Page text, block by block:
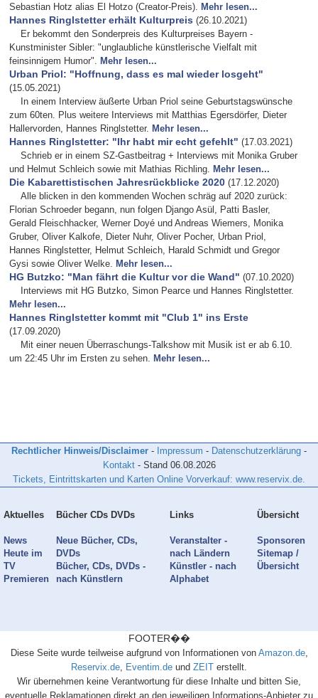
Sebastian Hotz alias El Hotzo (Creator-Preis). Mehr lesen...
Hannes Ringlstetter erhält Kulturpreis (26.10.2021)
Er bekommt den Sonderpreis des Kulturpreises Bayern -
Kunstminister Sibler: "unglaubliche künstlerische Vielfalt mit
feinsinnigem Humor". Mehr lesen...
Urban Priol: "Hoffnung, dass es mal wieder losgeht"
(15.05.2021)
In einem Interview äußerte Urban Priol seine Geburtstagswünsche
zum 60ten. Plus weitere Interviews mit Matthias Egersdörfer, Dieter
Hallervorden, Hannes Ringlstetter. Mehr lesen...
Hannes Ringlstetter: "Ihr habt mir echt gefehlt" (17.03.2021)
Schrieb er in einem SZ-Gastbeitrag + Interviews mit Monika Gruber
und Helmut Schleich sowie mit Mathias Richling. Mehr lesen...
Die Kabarettistischen Jahresrückblicke 2020 (17.12.2020)
Alle blicken in den kommenden Wochen schräg auf 2020 zurück:
Florian Schroeder begann, nun folgen Django Asül, Patti Basler,
Gerald Fleischhacker, Werner Doyé und Andreas Wiemers, Monika
Gruber, Oliver Kalkofe, Dieter Nuhr, Oliver Pocher, Urban Priol,
Hannes Ringlstetter, Helmut Schleich, Harald Schmidt und Gregor
Gysi sowie Oliver Welke. Mehr lesen...
HG Butzko: "Man fährt die Kultur vor die Wand" (07.10.2020)
Interviews mit HG Butzko, Simon Pearce und Hannes Ringlstetter.
Mehr lesen...
Hannes Ringlstetter kommt mit "Club 1" ins Erste
(17.09.2020)
Mit einer neuen Überraschungs-Talkshow mit Musik ist er ab 6.10.
um 22:45 Uhr im Ersten zu sehen. Mehr lesen...
Rechtlicher Hinweis/Disclaimer - Impressum - Datenschutzerklärung -
Kontakt- Stand 06.08.2026
Tickets, Eintrittskarten und Karten Online Vorverkauf: www.reservix.de.
Aktuelles
News
Heute im
TV
Premieren
Bücher CDs DVDs
Neue Bücher, CDs,
DVDs
Bücher, CDs, DVDs -
nach Künstlern
Links
Veranstalter -
nach Ländern
Künstler - nach
Alphabet
Übersicht
Sponsoren
Sitemap /
Übersicht
FOOTER��
Diese Seite wurde teilweise aufgrund von Informationen von Amazon.de,
Reservix.de, Eventim.de und ZEIT erstellt.
Wir übernehmen keine Verantwortung für diese Inhalte und bitten Sie,
eventuelle Reklamationen direkt an den jeweiligen Informations-Anbieter zu